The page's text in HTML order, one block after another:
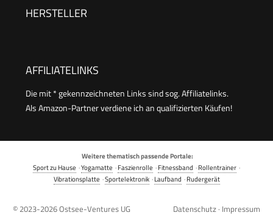
und Pulsmessung
HERSTELLER
AFFILIATELINKS
Die mit * gekennzeichneten Links sind sog. Affiliatelinks.
Als Amazon-Partner verdiene ich an qualifizierten Käufen!
Weitere thematisch passende Portale:
Sport zu Hause ·Yogamatte ·Faszienrolle ·Fitnessband ·Rollentrainer ·
Vibrationsplatte ·Sportelektronik·Laufband ·Rudergerät
© 2023-2026Ostsee-Ventures UG Datenschutz · Impressum